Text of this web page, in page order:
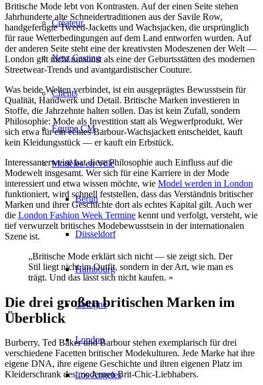
Créateur
Next Casting
Clients
Équipe CM
Modèles en Ville
Berlin
Düsseldorf
Hambourg
Cologne
London
Los Angeles
Britische Mode lebt von Kontrasten. Auf der einen Seite stehen
Jahrhunderte alte Schneidertraditionen aus der Savile Row,
handgefertigte Tweed-Jacketts und Wachsjacken, die ursprünglich
für raue Wetterbedingungen auf dem Land entworfen wurden. Auf
der anderen Seite steht eine der kreativsten Modeszenen der Welt —
London gilt nicht umsonst als eine der Geburtsstätten des modernen
Streetwear-Trends und avantgardistischer Couture.
Was beide Welten verbindet, ist ein ausgeprägtes Bewusstsein für
Qualität, Handwerk und Detail. Britische Marken investieren in
Stoffe, die Jahrzehnte halten sollen. Das ist kein Zufall, sondern
Philosophie: Mode als Investition statt als Wegwerfprodukt. Wer
sich etwa für ein echtes Barbour-Wachsjackett entscheidet, kauft
kein Kleidungsstück — er kauft ein Erbstück.
Interessanterweise hat diese Philosophie auch Einfluss auf die
Modewelt insgesamt. Wer sich für eine Karriere in der Mode
interessiert und etwa wissen möchte, wie Model werden in London
funktioniert, wird schnell feststellen, dass das Verständnis britischer
Marken und ihrer Geschichte dort als echtes Kapital gilt. Auch wer
die London Fashion Week Termine kennt und verfolgt, versteht, wie
tief verwurzelt britisches Modebewusstsein in der internationalen
Szene ist.
„Britische Mode erklärt sich nicht — sie zeigt sich. Der
Stil liegt nicht im Outfit, sondern in der Art, wie man es
trägt. Und das lässt sich nicht kaufen. »
Die drei großen britischen Marken im
Überblick
Burberry, Ted Baker und Barbour stehen exemplarisch für drei
verschiedene Facetten britischer Modekulturen. Jede Marke hat ihre
eigene DNA, ihre eigene Geschichte und ihren eigenen Platz im
Kleiderschrank des modernen Brit-Chic-Liebhabers.